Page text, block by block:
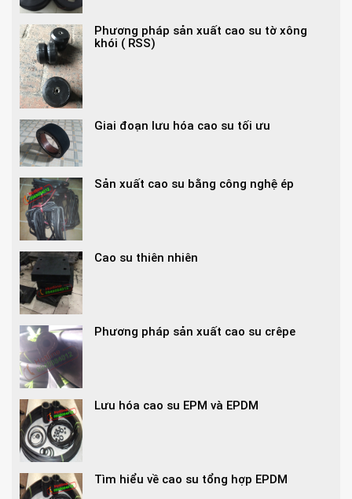
Phương pháp sản xuất cao su tờ xông
khói ( RSS)
Giai đoạn lưu hóa cao su tối ưu
Sản xuất cao su bằng công nghệ ép
Cao su thiên nhiên
Phương pháp sản xuất cao su crêpe
Lưu hóa cao su EPM và EPDM
Tìm hiểu về cao su tổng hợp EPDM